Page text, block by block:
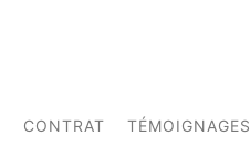
CONTRAT TÉMOIGNAGES